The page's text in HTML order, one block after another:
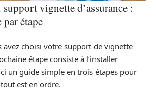
vignette d’assurance :
étape
avez choisi votre support de vignette
étape consiste à l’installer
un guide simple en trois étapes pour
est en ordre.